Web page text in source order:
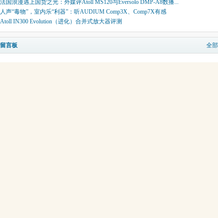
法国浪漫遇上国货之光：外媒评Atoll MS120与Eversolo DMP-A8数播...
人声“毒物”，室内乐“利器”：听AUDIUM Comp3X、Comp7X有感
Atoll IN300 Evolution（进化）合并式放大器评测
留言板 全部